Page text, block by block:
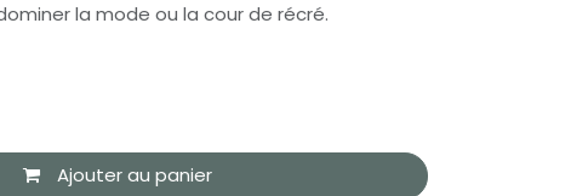
la mode ou la cour de récré.
Ajouter au panier